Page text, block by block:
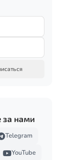
за нами
Telegram
YouTube